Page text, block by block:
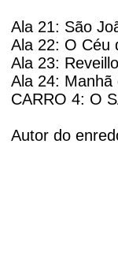
Ala 21: São
Ala 22: O Céu
Ala 23:
Ala 24: Manhã
CARRO 4: O
Autor do